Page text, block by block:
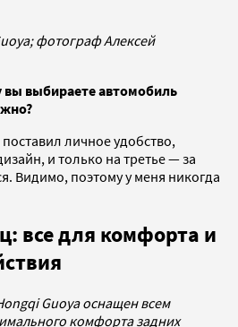
фотограф Алексей
выбираете автомобиль
личное удобство,
и только на третье — за
Видимо, поэтому у меня никогда
все для комфорта и
Guoya оснащен всем
комфорта задних